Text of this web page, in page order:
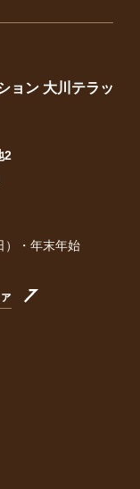
ョン 大川テラッ
2
）・年末年始